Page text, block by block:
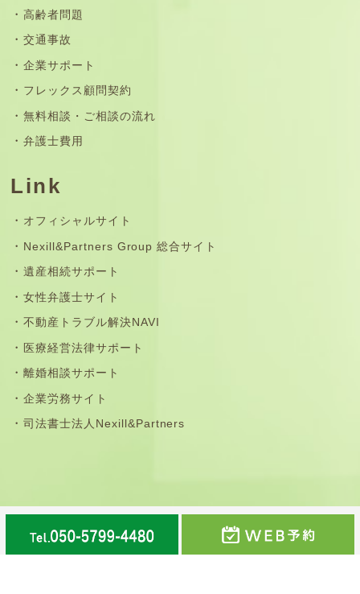
高齢者問題
交通事故
企業サポート
フレックス顧問契約
無料相談・ご相談の流れ
弁護士費用
Link
オフィシャルサイト
Nexill&Partners Group 総合サイト
遺産相続サポート
女性弁護士サイト
不動産トラブル解決NAVI
医療経営法律サポート
離婚相談サポート
企業労務サイト
司法書士法人Nexill&Partners
那珂川市・福岡市南区・春日市・大野城市・筑紫野市・太
宰府市・鳥栖市の法律事務所©弁護士法人Nexill&Partners